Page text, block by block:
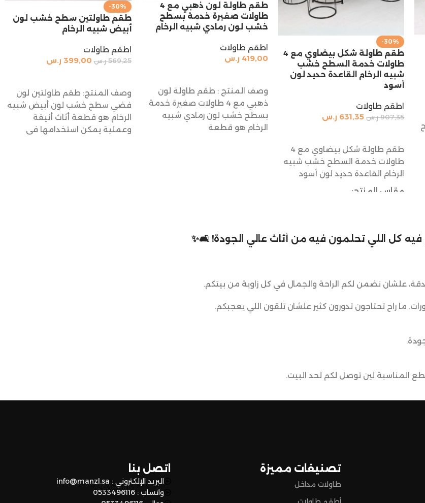
-30%
طقم طاولة شكل بيضاوي مع 4
طاولات خدمة السطح خشب
شبيه الرخام القاعدة حديد لون
أسود
اطقم طاولات
907,35 ر.س 631,35 ر.س
طقم طاولة شكل بيضاوي مع 4
طاولات خدمة السطح خشب شبيه
الرخام القاعدة حديد لون أسود
مقاس المنتج:
العرض 60 سم
الارتفاع 55 سم
طقم طاولة لون ذهبي مع 4
طاولات صغيرة خدمة بسطح
خشب لون رمادي شبيه الرخام
اطقم طاولات
419,00 ر.س
وصف المنتج : طقم طاولة لون
ذهبي مع 4 طاولات صغيرة خدمة
بسطح خشب لون رمادي شبيه
الرخام هو قطعة
-30%
طقم طاولتين سطح خشب لون
أبيض شبيه الرخام
اطقم طاولات
569,25 ر.س 399,00 ر.س
وصف المنتج: طقم طاولتين لون
فضي سطح خشب لون أبيض شبيه
الرخام هو قطعة أثاث أنيقة
وعملية يمكن استخدامها في
فيه كل اللي تحلمون فيه من أثاث عالي الجودة! 🛋️✨
علشان نضمن لكم الراحة والجمال في كل زاوية من بيتكم.
ما راح تحتاجون تدورون كثير علشان تلقون اللي يعجبكم.
المناسبة لين توصل لكم لحد البيت.
تصنيفات مميزة
طاولات مداخل
اتصل بنا
البريد الإلكتروني : info@manzl.sa
واتساب : 0533496116